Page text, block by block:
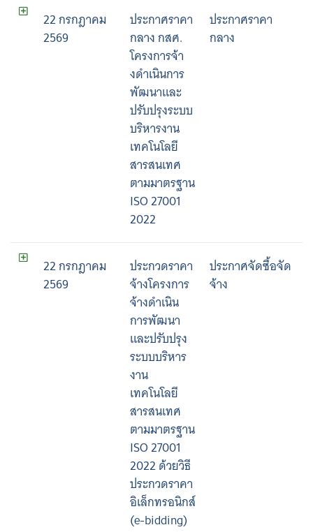
22 กรกฎาคม
2569
ประกาศราคา
กลาง กสศ.
โครงการจ้า
งดําเนินการ
พัฒนาและ
ปรับปรุงระบบ
บริหารงาน
เทคโนโลยี
สารสนเทศ
ตามมาตรฐาน
ISO 27001
2022
ประกาศราคา
กลาง
22 กรกฎาคม
2569
ประกวดราคา
จ้างโครงการ
จ้างดําเนิน
การพัฒนา
และปรับปรุง
ระบบบริหาร
งาน
เทคโนโลยี
สารสนเทศ
ตามมาตรฐาน
ISO 27001
2022 ด้วยวิธี
ประกวดราคา
อิเล็กทรอนิกส์
(e-bidding)
ประกาศจัดซื้อจัด
จ้าง